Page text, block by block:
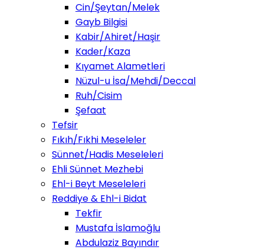
Cin/Şeytan/Melek
Gayb Bilgisi
Kabir/Ahiret/Haşir
Kader/Kaza
Kıyamet Alametleri
Nüzul-u İsa/Mehdi/Deccal
Ruh/Cisim
Şefaat
Tefsir
Fıkıh/Fıkhi Meseleler
Sünnet/Hadis Meseleleri
Ehli Sünnet Mezhebi
Ehl-i Beyt Meseleleri
Reddiye & Ehl-i Bidat
Tekfir
Mustafa İslamoğlu
Abdulaziz Bayındır